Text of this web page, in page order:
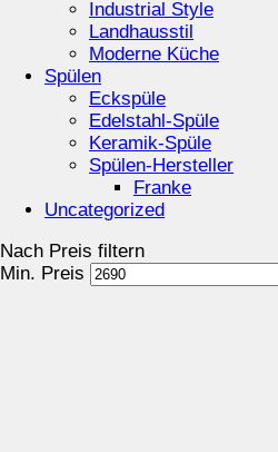
Industrial Style
Landhausstil
Moderne Küche
Spülen
Eckspüle
Edelstahl-Spüle
Keramik-Spüle
Spülen-Hersteller
Franke
Uncategorized
Nach Preis filtern
Min. Preis